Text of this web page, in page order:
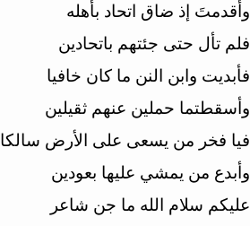
وأقدمتَ إذ ضاق اتحاد بأهله
فلم تأل حتى جئتهم باتحادين
فأبديت وابن النن ما كان خافيا
وأسقطتما حملين عنهم ثقيلين
فيا فخر من يسعى على الأرض سالكا
وأبدع من يمشي عليها بعودين
عليكم سلام الله ما جن شاعر